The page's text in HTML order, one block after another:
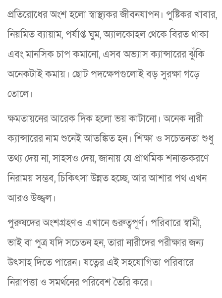
প্রতিরোধের অংশ হলো স্বাস্থ্যকর জীবনযাপন। পুষ্টিকর খাবার,
নিয়মিত ব্যায়াম, পর্যাপ্ত ঘুম, অ্যালকোহল থেকে বিরত থাকা
এবং মানসিক চাপ কমানো, এসব অভ্যাস ক্যান্সারের ঝুঁকি
অনেকটাই কমায়। ছোট পদক্ষেপগুলোই বড় সুরক্ষা গড়ে
তোলে।
ক্ষমতায়নের আরেক দিক হলো ভয় কাটানো। অনেক নারী
ক্যান্সারের নাম শুনেই আতঙ্কিত হন। শিক্ষা ও সচেতনতা শুধু
তথ্য দেয় না, সাহসও দেয়, জানায় যে প্রাথমিক শনাক্তকরণে
নিরাময় সম্ভব, চিকিৎসা উন্নত হচ্ছে, আর আশার পথ এখন
আরও উজ্জ্বল।
পুরুষদের অংশগ্রহণও এখানে গুরুত্বপূর্ণ। পরিবারে স্বামী,
ভাই বা পুত্র যদি সচেতন হন, তারা নারীদের পরীক্ষার জন্য
উৎসাহ দিতে পারেন। যত্নের এই সহযোগিতা পরিবারে
নিরাপত্তা ও সমর্থনের পরিবেশ তৈরি করে।